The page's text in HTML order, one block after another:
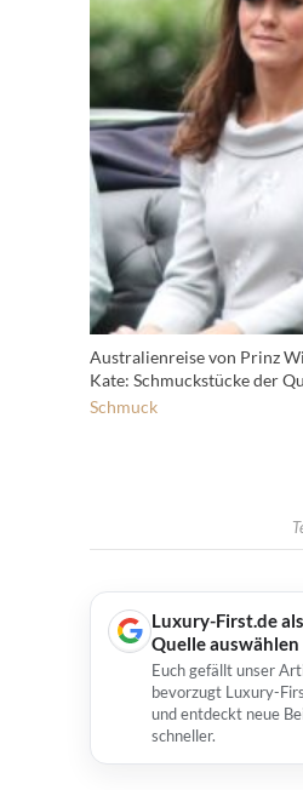
Australienreise von Prinz
Kate: Schmuckstücke der
Schmuck
Luxury-First.de
Quelle auswählen
Euch gefällt unser
bevorzugt Luxury-
und entdeckt neue
schneller.